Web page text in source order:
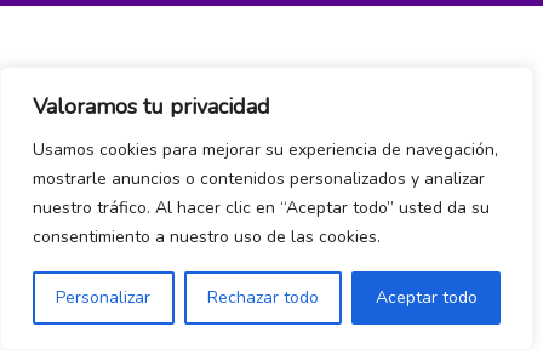
Valoramos tu privacidad
Usamos cookies para mejorar su experiencia de navegación,
mostrarle anuncios o contenidos personalizados y analizar
nuestro tráfico. Al hacer clic en “Aceptar todo” usted da su
consentimiento a nuestro uso de las cookies.
Personalizar Rechazar todo Aceptar todo